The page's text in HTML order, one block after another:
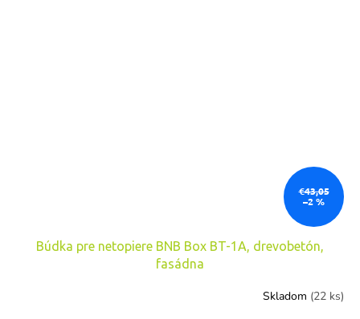
€43,05
–2 %
Búdka pre netopiere BNB Box BT-1A, drevobetón,
fasádna
Skladom (22 ks)